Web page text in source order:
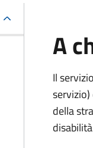
A
Il
della